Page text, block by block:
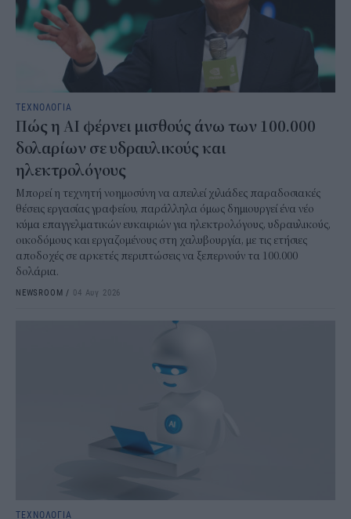
ΤΕΧΝΟΛΟΓΙΑ
Πώς η AI φέρνει μισθούς άνω των 100.000
δολαρίων σε υδραυλικούς και
ηλεκτρολόγους
Μπορεί η τεχνητή νοημοσύνη να απειλεί χιλιάδες παραδοσιακές
θέσεις εργασίας γραφείου, παράλληλα όμως δημιουργεί ένα νέο
κύμα επαγγελματικών ευκαιριών για ηλεκτρολόγους, υδραυλικούς,
οικοδόμους και εργαζομένους στη χαλυβουργία, με τις ετήσιες
αποδοχές σε αρκετές περιπτώσεις να ξεπερνούν τα 100.000
δολάρια.
NEWSROOM / 04 Αυγ 2026
ΤΕΧΝΟΛΟΓΙΑ